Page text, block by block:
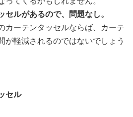
セルがあるので、問題なし。
カーテンタッセルならば、カーテ
が軽減されるのではないでしょう
セル